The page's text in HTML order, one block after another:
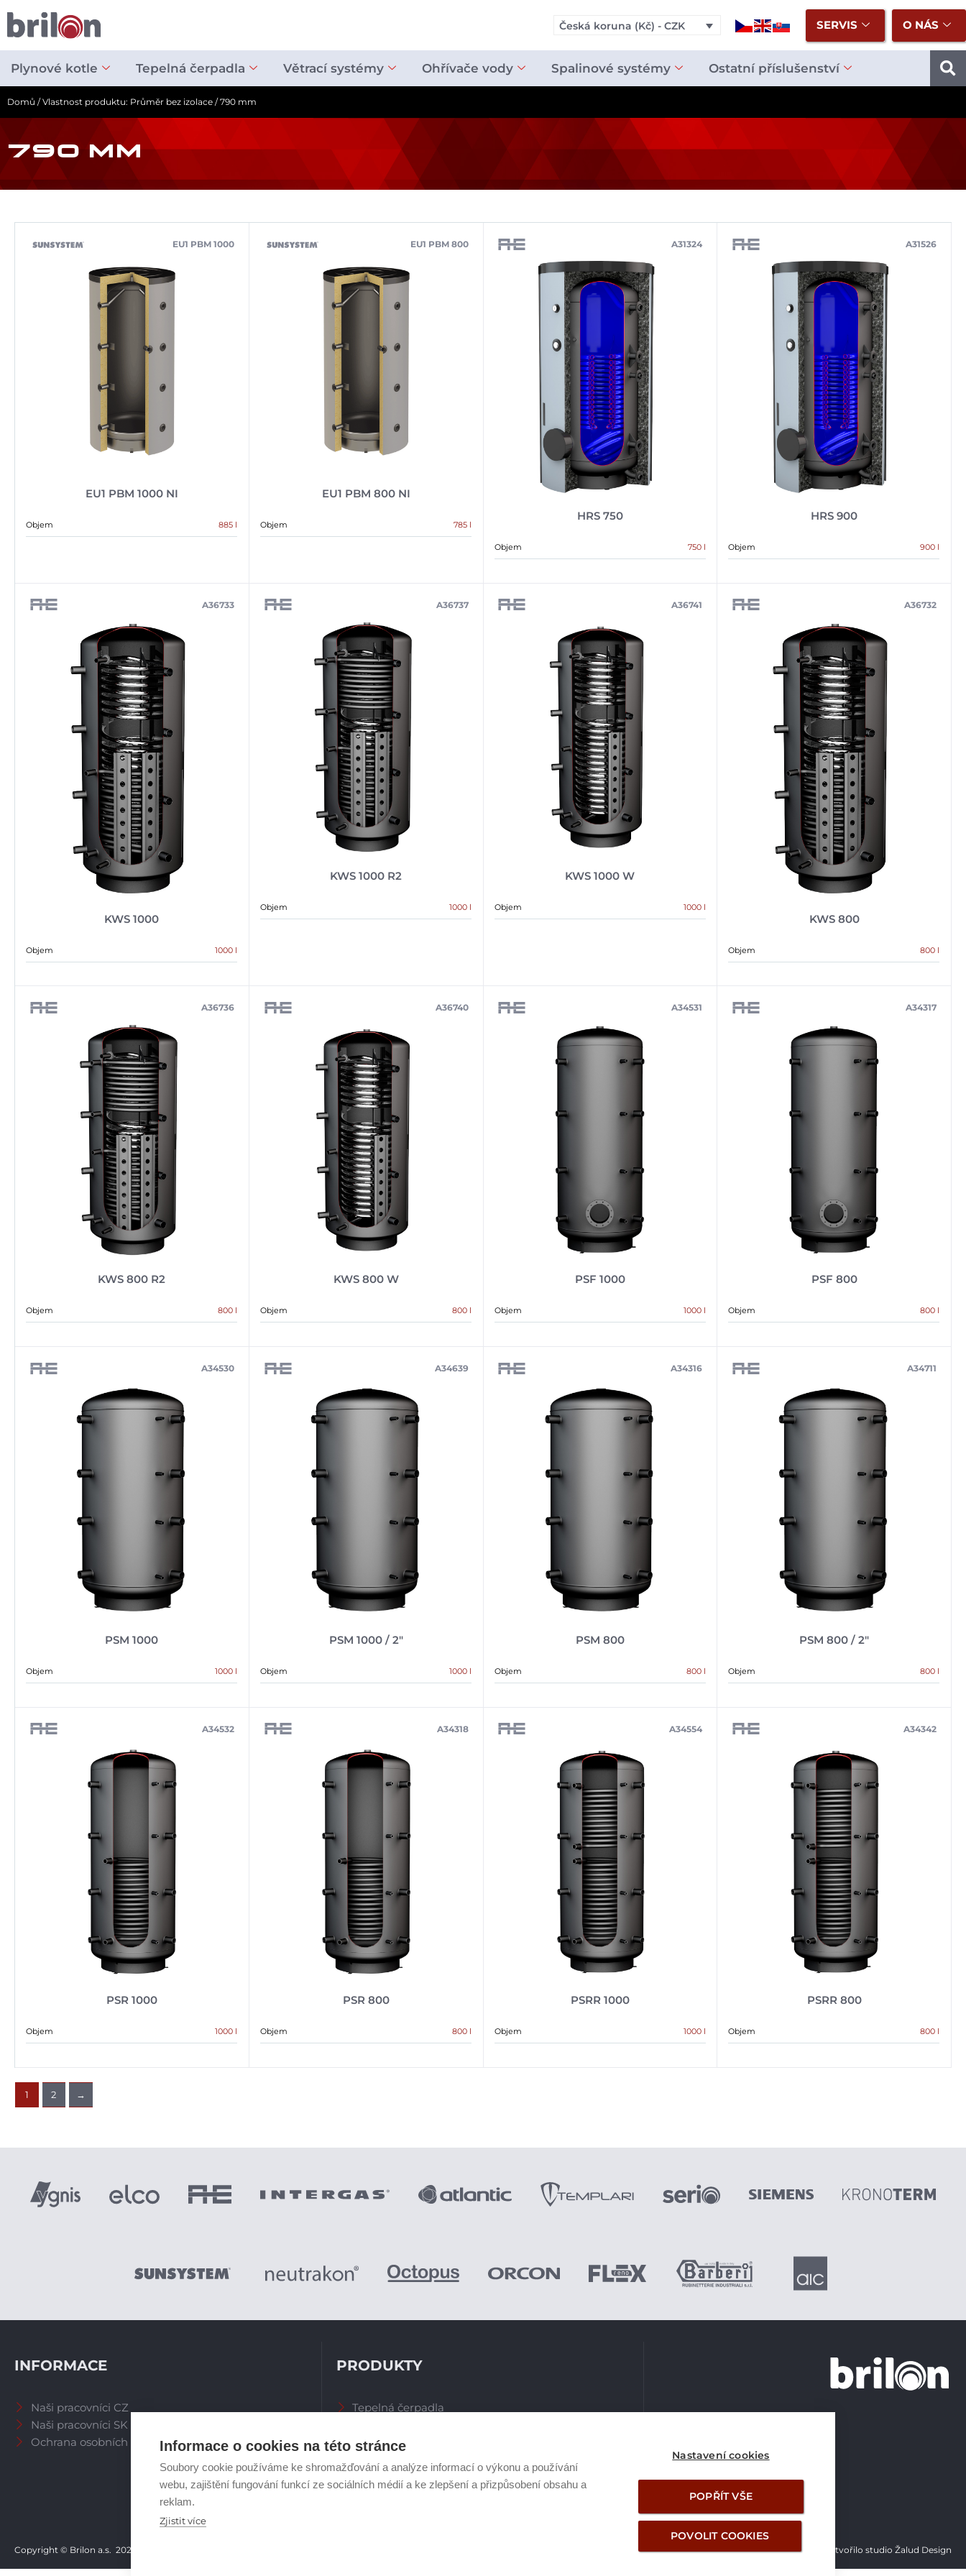
Informace o cookies na této stránce
Soubory cookie používáme ke shromažďování a analýze informací o výkonu a používání
webu, zajištění fungování funkcí ze sociálních médií a ke zlepšení a přizpůsobení obsahu a
reklam.
Zjistit více
Nastavení cookies
POPŘÍT VŠE
POVOLIT COOKIES
obsah
Česká koruna (Kč) - CZK SERVIS O NÁS
Plynové kotle Tepelná čerpadla Větrací systémy Ohřívače vody Spalinové systémy Ostatní příslušenství
Domů / Vlastnost produktu: Průměr bez izolace / 790 mm
790 MM
EU1 PBM 1000 NI
EU1 PBM 1000
Objem 885 l
EU1 PBM 800 NI
EU1 PBM 800
Objem 785 l
HRS 750
A31324
Objem 750 l
HRS 900
A31526
Objem 900 l
KWS 1000
A36733
Objem 1000 l
KWS 1000 R2
A36737
Objem 1000 l
KWS 1000 W
A36741
Objem 1000 l
KWS 800
A36732
Objem 800 l
KWS 800 R2
A36736
Objem 800 l
KWS 800 W
A36740
Objem 800 l
PSF 1000
A34531
Objem 1000 l
PSF 800
A34317
Objem 800 l
PSM 1000
A34530
Objem 1000 l
PSM 1000 / 2″
A34639
Objem 1000 l
PSM 800
A34316
Objem 800 l
PSM 800 / 2″
A34711
Objem 800 l
PSR 1000
A34532
Objem 1000 l
PSR 800
A34318
Objem 800 l
PSRR 1000
A34554
Objem 1000 l
PSRR 800
A34342
Objem 800 l
1 2 →
INFORMACE
Naši pracovníci CZ
Naši pracovníci SK
Ochrana osobních údajů
PRODUKTY
Tepelná čerpadla
Zásobníky TV
Plynové kotle
Ostatní příslušenství
Copyright © Brilon a.s. 2026 Vytvořilo studio Žalud Design